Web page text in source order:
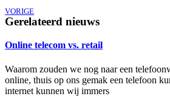
VORIGE
Gerelateerd nieuws
Online telecom vs. retail
Waarom zouden we nog naar een
online, thuis op ons gemak een telefoon
internet kunnen wij immers